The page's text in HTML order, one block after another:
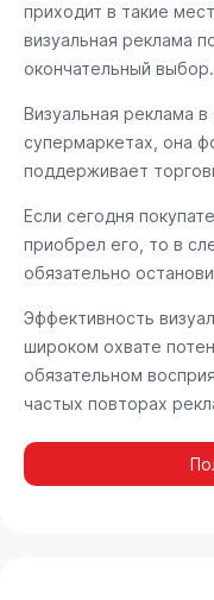
приходит в такие
визуальная реклама
окончательный выбор.
Визуальная реклама
супермаркетах, она
поддерживает
Если сегодня
приобрел его, то в
обязательно
Эффективность
широком охвате
обязательном
частых повторах